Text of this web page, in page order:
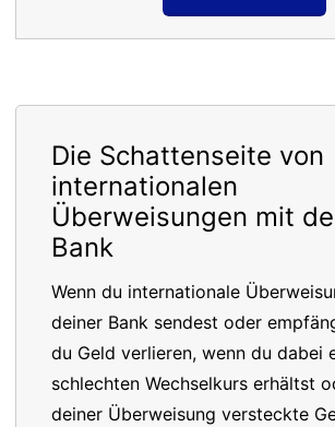
Die Schattenseite von
internationalen
Überweisungen mit
Bank
Wenn du internationale
deiner Bank sendest oder
du Geld verlieren, wenn du dabei
schlechten Wechselkurs erhältst
deiner Überweisung versteckte